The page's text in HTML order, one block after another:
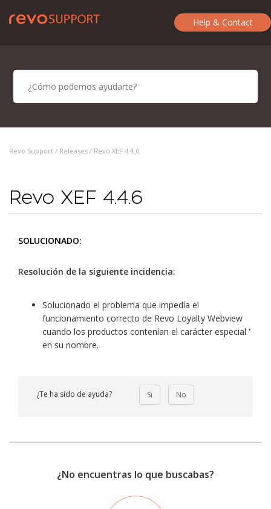
Help & Contact
Revo Support / Releases / Revo XEF 4.4.6
Revo XEF 4.4.6
SOLUCIONADO:
Resolución de la siguiente incidencia:
Solucionado el problema que impedía el
funcionamiento correcto de Revo Loyalty Webview
cuando los productos contenían el carácter especial '
en su nombre.
¿Te ha sido de ayuda? Si No
¿No encuentras lo que buscabas?